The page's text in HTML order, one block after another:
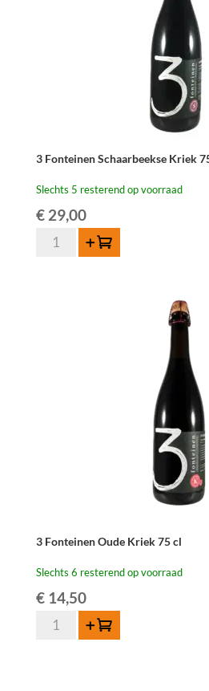
3 Fonteinen Schaarbeekse Kriek
Slechts 5 resterend op voorraad
€29,00
Fonteinen
Toevoegen
3 Fonteinen Oude Kriek 75 cl
Slechts 6 resterend op voorraad
€14,50
Fonteinen
Toevoegen